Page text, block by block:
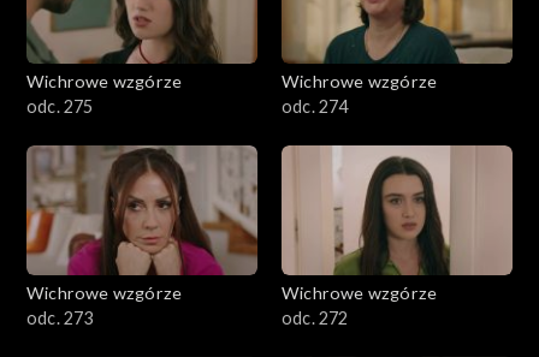
Wichrowe wzgórze
odc. 275
Wichrowe wzgórze
odc. 274
Wichrowe wzgórze
odc. 273
Wichrowe wzgórze
odc. 272